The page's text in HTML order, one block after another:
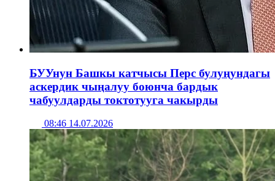
БУУнун Башкы катчысы Перс булуңундагы
аскердик чыңалуу боюнча бардык
чабуулдарды токтотууга чакырды
08:46 14.07.2026